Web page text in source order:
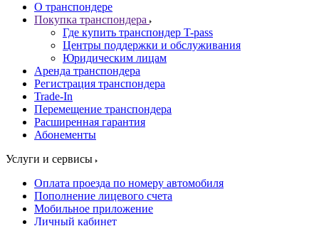
О транспондере
Покупка транспондера
Где купить транспондер T-pass
Центры поддержки и обслуживания
Юридическим лицам
Аренда транспондера
Регистрация транспондера
Trade-In
Перемещение транспондера
Расширенная гарантия
Абонементы
Услуги и сервисы
Оплата проезда по номеру автомобиля
Пополнение лицевого счета
Мобильное приложение
Личный кабинет